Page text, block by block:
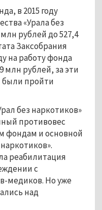
в 2015 году
«Урала без
рублей до 527,4
Заксобрания
на работу фонда
млн рублей, за эти
были пройти
без наркотиков»
противовес
фондам и основной
реабилитация
с
медиков. Но уже
над